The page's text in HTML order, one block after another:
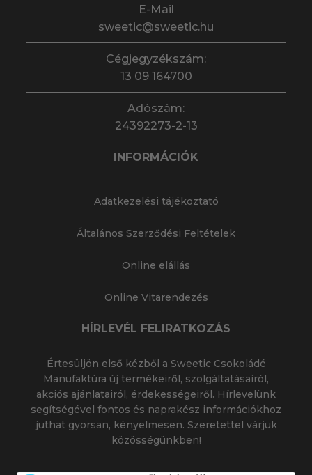
E-Mail
sweetic@sweetic.hu
Cégjegyzékszám:
13 09 164700
Adószám:
24392273-2-13
INFORMÁCIÓK
Adatkezelési tájékoztató
Általános Szerződési Feltételek
Online elállás
Online Vitarendezés
HÍRLEVÉL FELIRATKOZÁS
Értesüljön első kézből a Sweetic Csokoládé
Manufaktúra új termékeiről, szolgáltatásairól,
akciós ajánlatairól, érdekességeiről. Hírlevelünk
segítségével fontos és naprakész információkhoz
juthat gyorsan, kényelmesen. Szeretettel várjuk
közösségünkben!